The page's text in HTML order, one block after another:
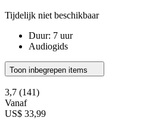
Tijdelijk niet beschikbaar
Duur: 7 uur
Audiogids
Toon inbegrepen items
3,7 (141)
Vanaf
US$ 33,99